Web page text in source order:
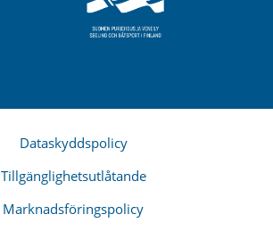
Dataskyddspolicy
Tillgänglighetsutlåtande
Marknadsföringspolicy